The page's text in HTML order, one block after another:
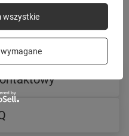
wszystkie